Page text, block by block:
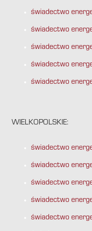
świadectwo
świadectwo
świadectwo
świadectwo
świadectwo
WIELKOPOLSKIE:
świadectwo
świadectwo
świadectwo
świadectwo
świadectwo